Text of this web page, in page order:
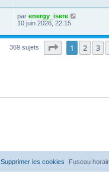
par energy_isere
10 juin 2026, 22:15
369 sujets Page sur8
1 2 3
Fuseau
Supprimer les cookies